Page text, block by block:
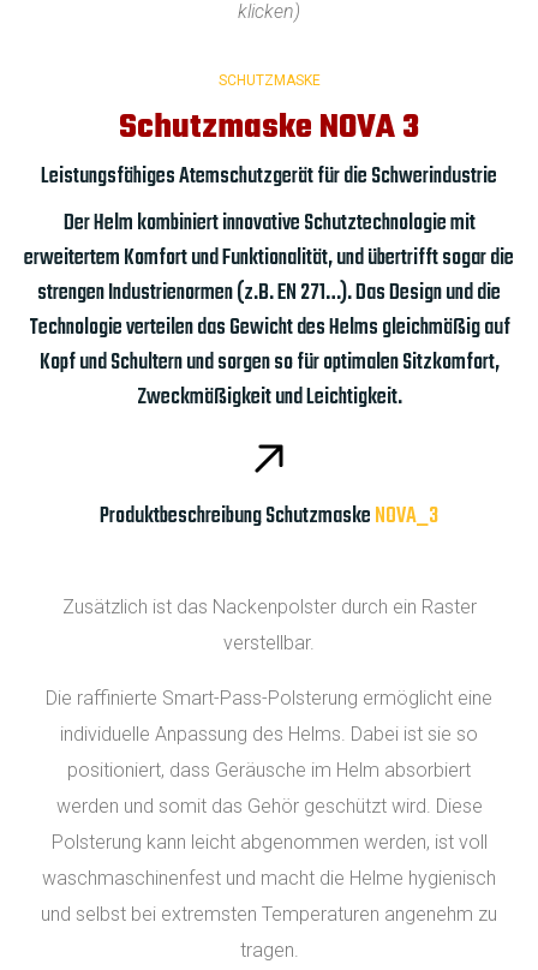
klicken)
SCHUTZMASKE
Schutzmaske NOVA 3
Leistungsfähiges Atemschutzgerät für die Schwerindustrie
Der Helm kombiniert innovative Schutztechnologie mit
erweitertem Komfort und Funktionalität, und übertrifft sogar die
strengen Industrienormen (z.B. EN 271…). Das Design und die
Technologie verteilen das Gewicht des Helms gleichmäßig auf
Kopf und Schultern und sorgen so für optimalen Sitzkomfort,
Zweckmäßigkeit und Leichtigkeit.
Produktbeschreibung SchutzmaskeNOVA_3
Zusätzlich ist das Nackenpolster durch ein Raster
verstellbar.
Die raffinierte Smart-Pass-Polsterung ermöglicht eine
individuelle Anpassung des Helms. Dabei ist sie so
positioniert, dass Geräusche im Helm absorbiert
werden und somit das Gehör geschützt wird. Diese
Polsterung kann leicht abgenommen werden, ist voll
waschmaschinenfest und macht die Helme hygienisch
und selbst bei extremsten Temperaturen angenehm zu
tragen.